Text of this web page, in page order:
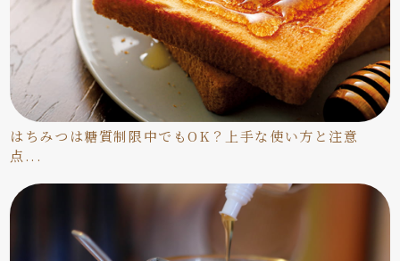
はちみつは糖質制限中でもOK？上手な使い方と注意
点...